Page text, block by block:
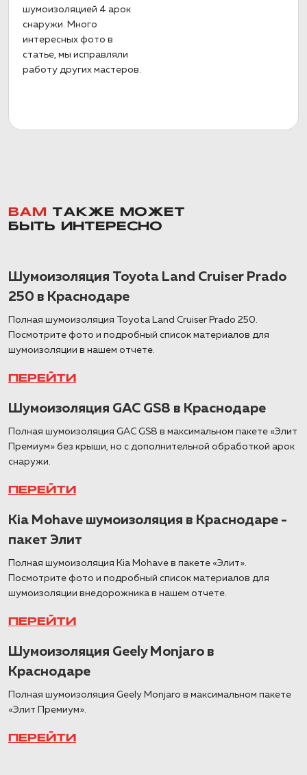
шумоизоляцией 4 арок
снаружи. Много
интересных фото в
статье, мы исправляли
работу других мастеров.
ВАМ
ТАКЖЕ МОЖЕТ
БЫТЬ ИНТЕРЕСНО
Шумоизоляция Toyota Land Cruiser Prado
250 в Краснодаре
Полная шумоизоляция Toyota Land Cruiser Prado 250.
Посмотрите фото и подробный список материалов для
шумоизоляции в нашем отчете.
ПЕРЕЙТИ
Шумоизоляция GAC GS8 в Краснодаре
Полная шумоизоляция GAC GS8 в максимальном пакете «Элит
Премиум» без крыши, но с дополнительной обработкой арок
снаружи.
ПЕРЕЙТИ
Kia Mohave шумоизоляция в Краснодаре -
пакет Элит
Полная шумоизоляция Kia Mohave в пакете «Элит».
Посмотрите фото и подробный список материалов для
шумоизоляции внедорожника в нашем отчете.
ПЕРЕЙТИ
Шумоизоляция Geely Monjaro в
Краснодаре
Полная шумоизоляция Geely Monjaro в максимальном пакете
«Элит Премиум».
ПЕРЕЙТИ